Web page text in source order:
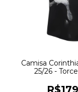
Camisa
25/26 -
detalhes